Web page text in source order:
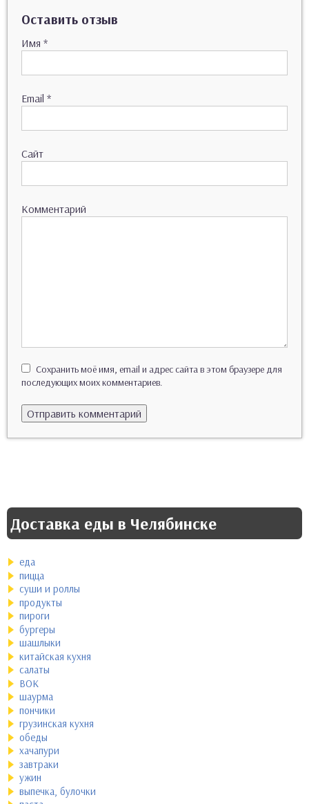
Оставить отзыв
Имя *
Email *
Сайт
Комментарий
Сохранить моё имя, email и адрес сайта в этом браузере для
последующих моих комментариев.
Доставка еды в Челябинске
еда
пицца
суши и роллы
продукты
пироги
бургеры
шашлыки
китайская кухня
салаты
ВОК
шаурма
пончики
грузинская кухня
обеды
хачапури
завтраки
ужин
выпечка, булочки